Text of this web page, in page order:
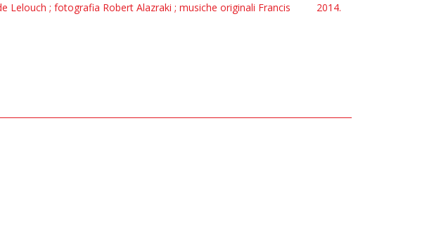
Lelouch ; fotografia Robert Alazraki ; musiche originali Francis
2014.